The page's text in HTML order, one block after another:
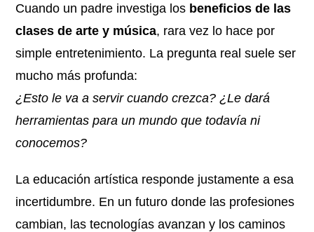
Cuando un padre investiga los beneficios de las
clases de arte y música, rara vez lo hace por
simple entretenimiento. La pregunta real suele ser
mucho más profunda:
¿Esto le va a servir cuando crezca? ¿Le dará
herramientas para un mundo que todavía ni
conocemos?
La educación artística responde justamente a esa
incertidumbre. En un futuro donde las profesiones
cambian, las tecnologías avanzan y los caminos